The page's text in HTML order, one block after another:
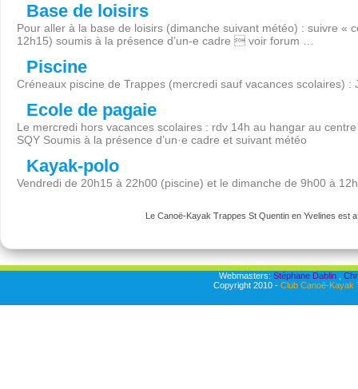
Base de loisirs
Pour aller à la base de loisirs (dimanche suivant météo) : suivre
12h15) soumis à la présence d’un-e cadre  voir forum …
Piscine
Créneaux piscine de Trappes (mercredi sauf vacances scolaires)
Ecole de pagaie
Le mercredi hors vacances scolaires : rdv 14h au hangar au
SQY Soumis à la présence d’un·e cadre et suivant météo
Kayak-polo
Vendredi de 20h15 à 22h00 (piscine) et le dimanche de 9h00 à
Le Canoë-Kayak Trappes St Quentin en Yvelines est
Webmasters: Stéphane Dablin,
Copyright 2010 - Club Canoë-Kayak